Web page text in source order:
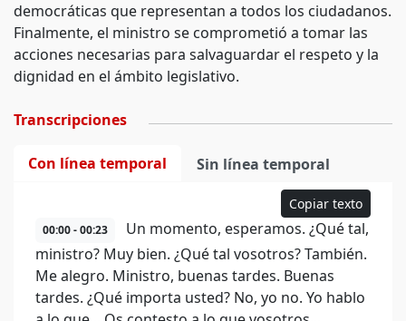
democráticas que representan a todos los ciudadanos.
Finalmente, el ministro se comprometió a tomar las
acciones necesarias para salvaguardar el respeto y la
dignidad en el ámbito legislativo.
Transcripciones
Con línea temporal Sin línea temporal
Copiar texto
00:00 - 00:23
Un momento, esperamos. ¿Qué tal,
ministro? Muy bien. ¿Qué tal vosotros? También.
Me alegro. Ministro, buenas tardes. Buenas
tardes. ¿Qué importa usted? No, yo no. Yo hablo